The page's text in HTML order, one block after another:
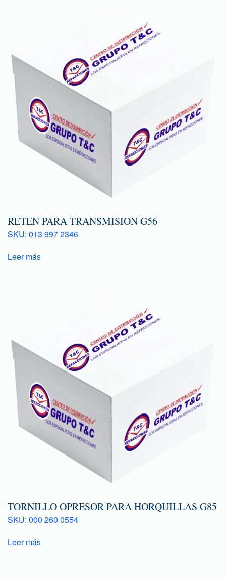
RETEN PARA TRANSMISION G56
SKU: 013 997 2346
Leer más
TORNILLO OPRESOR PARA HORQUILLAS G85
SKU: 000 260 0554
Leer más